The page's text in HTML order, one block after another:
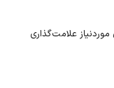
علامت‌گذاری